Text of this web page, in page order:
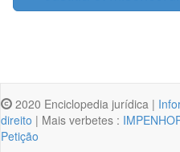
2020 Enciclopedia jurídica |
direito | Mais verbetes :
Petição